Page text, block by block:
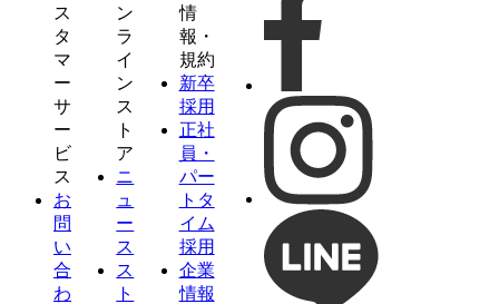
ス
タ
マ
ー
サ
ー
ビ
ス
お
問
い
合
わ
ン
ラ
イ
ン
ス
ト
ア
ニ
ュ
ー
ス
ス
ト
情
報・
規約
新卒
採用
正社
員・
パー
トタ
イム
採用
企業
情報